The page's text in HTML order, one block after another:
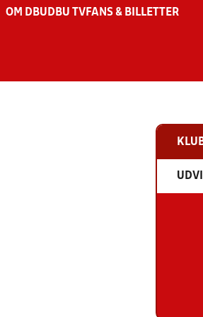
OM DBU DBU TV FANS & BILLETTER